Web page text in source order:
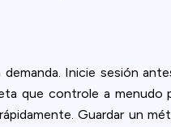
Inicie sesión
que controle a menudo
Guardar un